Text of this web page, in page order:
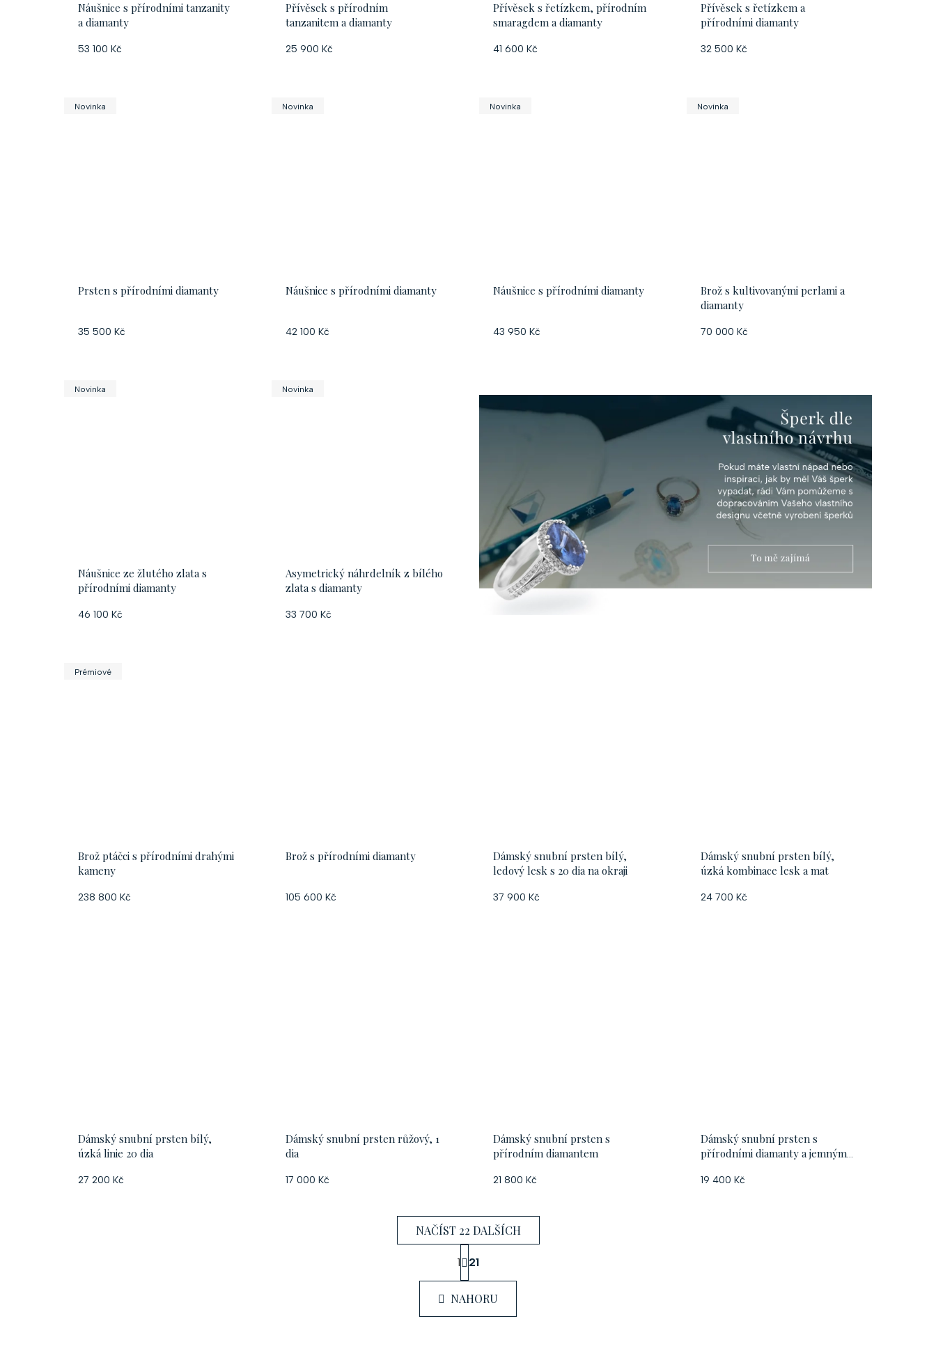
Náušnice s přírodními tanzanity
a diamanty
53 100 Kč
Přívěsek s přírodním
tanzanitem a diamanty
25 900 Kč
Přívěsek s řetízkem, přírodním
smaragdem a diamanty
41 600 Kč
Přívěsek s řetízkem a
přírodními diamanty
32 500 Kč
Novinka
Prsten s přírodními diamanty
35 500 Kč
Novinka
Náušnice s přírodními diamanty
42 100 Kč
Novinka
Náušnice s přírodními diamanty
43 950 Kč
Novinka
Brož s kultivovanými perlami a
diamanty
70 000 Kč
Novinka
Náušnice ze žlutého zlata s
přírodními diamanty
46 100 Kč
Novinka
Asymetrický náhrdelník z bílého
zlata s diamanty
33 700 Kč
Prémiové
Brož ptáčci s přírodními drahými
kameny
238 800 Kč
Brož s přírodními diamanty
105 600 Kč
Dámský snubní prsten bílý,
ledový lesk s 20 dia na okraji
37 900 Kč
Dámský snubní prsten bílý,
úzká kombinace lesk a mat
24 700 Kč
Dámský snubní prsten bílý,
úzká linie 20 dia
27 200 Kč
Dámský snubní prsten růžový, 1
dia
17 000 Kč
Dámský snubní prsten s
přírodním diamantem
21 800 Kč
Dámský snubní prsten s
přírodními diamanty a jemným
19 400 Kč
O
v
l
NAČÍST 22 DALŠÍCH
S
t
r
á
1 21
NAHORU